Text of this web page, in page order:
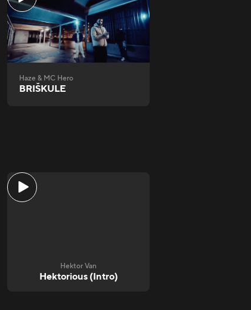
Haze & MC Hero
BRIŠKULE
Hektor Van
Hektorious (Intro)